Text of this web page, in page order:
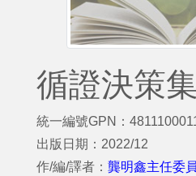
循證決策
統一編號GPN：
出版日期：2022/12
作/編/譯者： 龔明鑫主任委員